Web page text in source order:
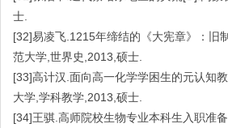
士.
[32]易凌飞.1215年缔结的《大宪章》：旧
范大学,世界史,2013,硕士.
[33]高计汉.面向高一化学学困生的元认知
大学,学科教学,2013,硕士.
[34]王骐.高师院校生物专业本科生入职准